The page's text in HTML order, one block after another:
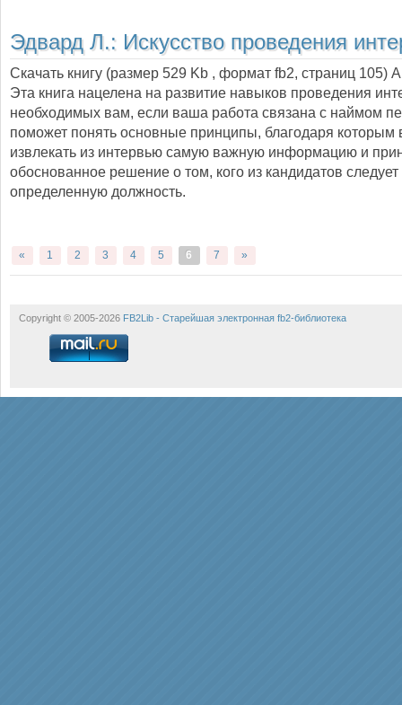
Эдвард Л.: Искусство проведения
Скачать книгу (размер 529 Kb , формат fb2, страниц 105)
Эта книга нацелена на развитие навыков проведения
необходимых вам, если ваша работа связана с наймом
поможет понять основные принципы, благодаря которым
извлекать из интервью самую важную информацию и
обоснованное решение о том, кого из кандидатов следует
определенную должность.
« 1 2 3 4 5 6 7 »
Copyright © 2005-2026 FB2Lib - Старейшая электронная fb2-библиотека